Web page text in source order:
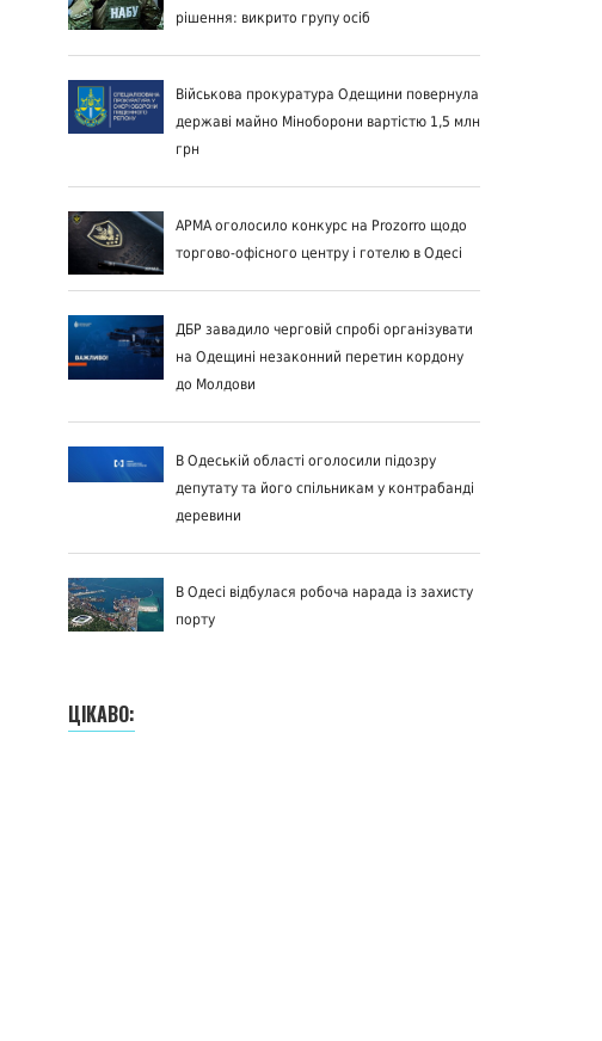
рішення: викрито групу осіб
Військова прокуратура Одещини повернула
державі майно Міноборони вартістю 1,5 млн
грн
АРМА оголосило конкурс на Prozorro щодо
торгово-офісного центру і готелю в Одесі
ДБР завадило черговій спробі організувати
на Одещині незаконний перетин кордону
до Молдови
В Одеській області оголосили підозру
депутату та його спільникам у контрабанді
деревини
В Одесі відбулася робоча нарада із захисту
порту
ЦІКАВО: